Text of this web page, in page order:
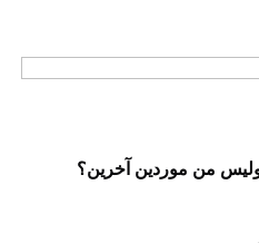
من موردين آخرين؟